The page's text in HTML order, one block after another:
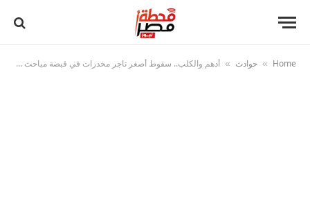
Home
» حوادث » أدهم والكلب.. سقوط أصغر تاجر مخدرات في قبضة مباحث شبرا الخيمة